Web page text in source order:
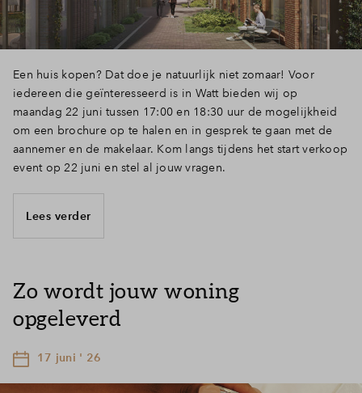
Een huis kopen? Dat doe je natuurlijk niet zomaar! Voor
iedereen die geïnteresseerd is in Watt bieden wij op
maandag 22 juni tussen 17:00 en 18:30 uur de mogelijkheid
om een brochure op te halen en in gesprek te gaan met de
aannemer en de makelaar. Kom langs tijdens het start verkoop
event op 22 juni en stel al jouw vragen.
Lees verder
Zo wordt jouw woning
opgeleverd
17 juni ' 26